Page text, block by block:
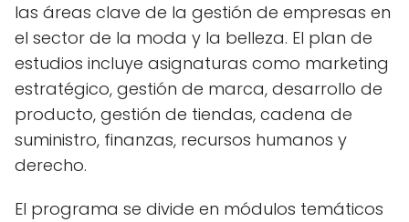
las áreas clave de la gestión de empresas en
el sector de la moda y la belleza. El plan de
estudios incluye asignaturas como marketing
estratégico, gestión de marca, desarrollo de
producto, gestión de tiendas, cadena de
suministro, finanzas, recursos humanos y
derecho.
El programa se divide en módulos temáticos